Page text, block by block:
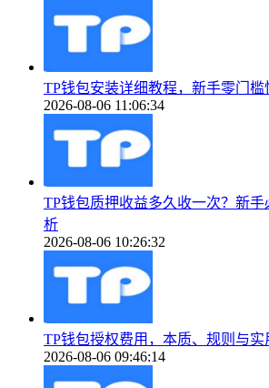
TP钱包安装详细教程，新手零门槛
2026-08-06 11:06:34
TP钱包质押收益多久收一次？新
析
2026-08-06 10:26:32
TP钱包授权费用，本质、规则与实
2026-08-06 09:46:14